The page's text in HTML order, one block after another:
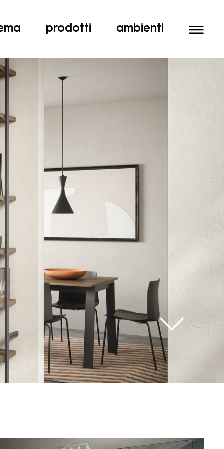
prodotti ambienti
vedi